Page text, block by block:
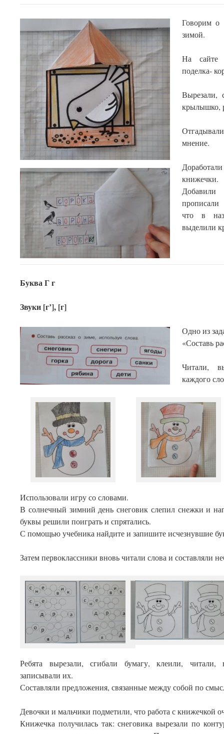
Говорим о
зимой.
На сайте
поделка-
Вырезали,
крылышко,
мнение.
книжечки.
что в
выделили
Буква Г г
Звуки [г’], [г]
Одно из
«Составь
Читали,
каждого
Использовали игру со словами.
В солнечный зимний день снеговик слепил снежки и
буквы решили поиграть и спрятались.
С помощью учебника найдите и запишите исчезнувшие
Затем первоклассники вновь читали слова и составляли
Ребята вырезали, сгибали бумагу, клеили,
записывали их.
Составляли предложения, связанные между собой по
Девочки и мальчики подметили, что работа с книжечкой
Книжечка получилась так: снеговика вырезали по